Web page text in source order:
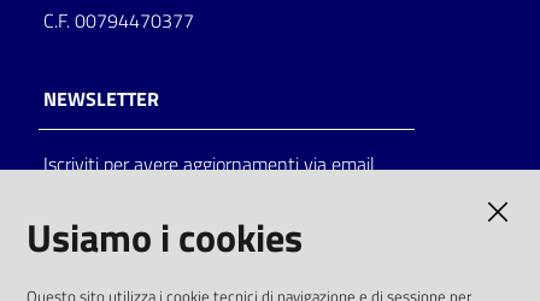
Catalogo
on line
C.F. 00794470377
NEWSLETTER
Iscriviti per avere aggiornamenti via email
Usiamo i cookies
Questo sito utilizza i cookie tecnici di navigazione e di sessione per